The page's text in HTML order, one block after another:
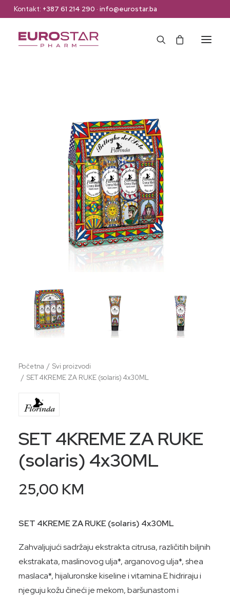
Kontakt: +387 61 214 290 · info@eurostar.ba
Početna
Svi proizvodi
SET 4KREME ZA RUKE (solaris) 4x30ML
SET 4KREME ZA RUKE
(solaris) 4x30ML
25,00 KM
SET 4KREME ZA RUKE (solaris) 4x30ML
Zahvaljujući sadržaju ekstrakta citrusa, različitih biljnih
ekstrakata, maslinovog ulja*, arganovog ulja*, shea
maslaca*, hijaluronske kiseline i vitamina E hidriraju i
njeguju kožu čineći je mekom, baršunastom i